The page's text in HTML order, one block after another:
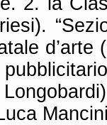
d’arte